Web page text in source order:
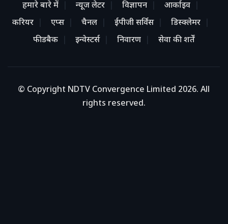
हमारे बारे में न्यूज लेटर विज्ञापन
आर्काइव
करियर
एप्स चैनल ईपीजी सर्विस
डिस्क्लेमर
फीडबैक
इन्वेस्टर्स निवारण सेवा की शर्तें
© Copyright NDTV Convergence Limited 2026. All
rights reserved.